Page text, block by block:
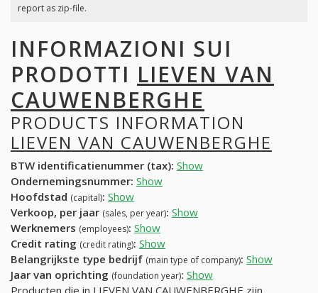
report as zip-file.
INFORMAZIONI SUI
PRODOTTI LIEVEN VAN
CAUWENBERGHE
PRODUCTS INFORMATION
LIEVEN VAN CAUWENBERGHE
BTW identificatienummer (tax): Show
Ondernemingsnummer: Show
Hoofdstad (capital): Show
Verkoop, per jaar (sales, per year): Show
Werknemers (employees): Show
Credit rating (credit rating): Show
Belangrijkste type bedrijf (main type of company): Show
Jaar van oprichting (foundation year): Show